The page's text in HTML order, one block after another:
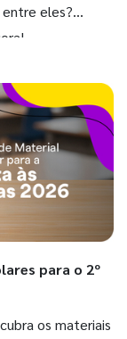
eles?
para o 2º
os materiais